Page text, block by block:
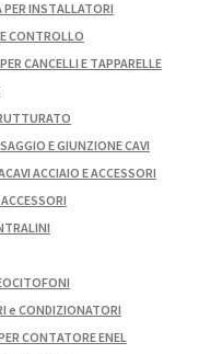
INSTALLATORI
CONTROLLO
CANCELLI E TAPPARELLE
E GIUNZIONE CAVI
ACCIAIO E ACCESSORI
e CONDIZIONATORI
CONTATORE ENEL